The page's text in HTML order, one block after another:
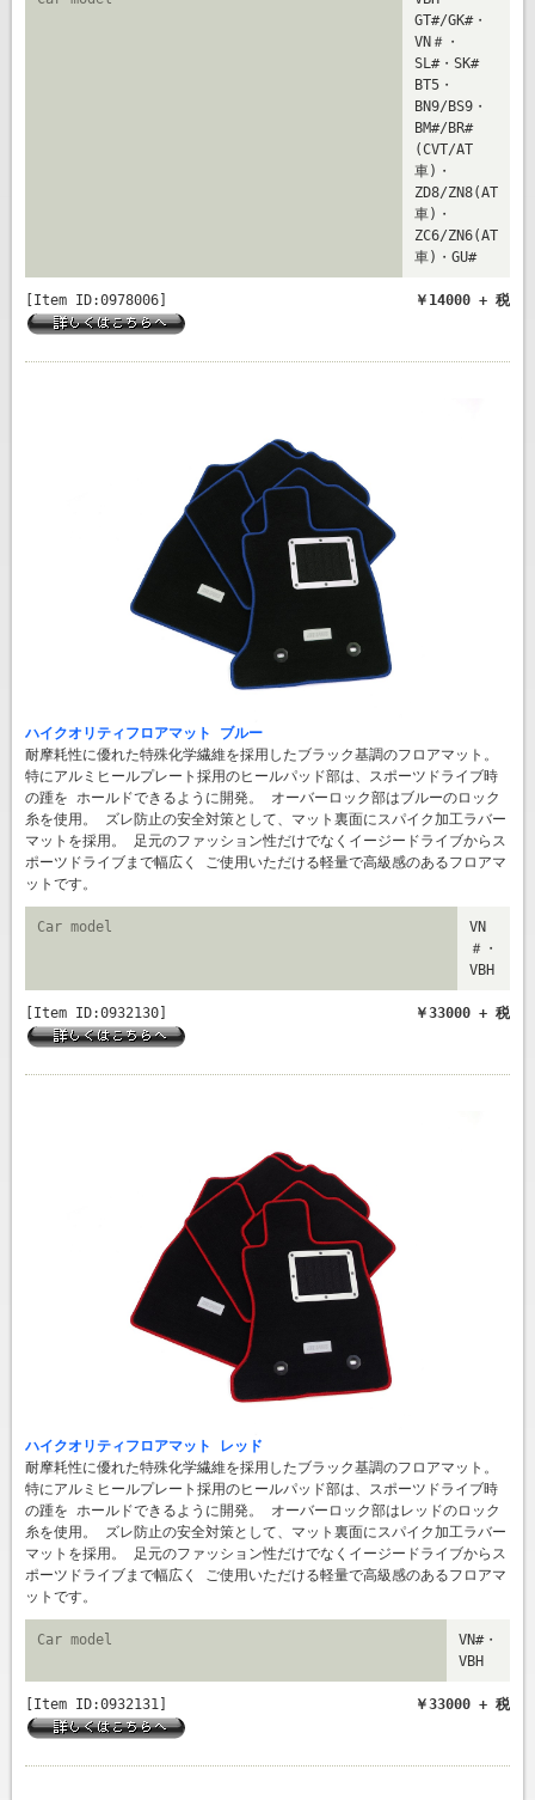
GT#/GK#・
VN＃・
SL#・SK#
BT5・
BN9/BS9・
BM#/BR#
(CVT/AT
車)・
ZD8/ZN8(AT
車)・
ZC6/ZN6(AT
車)・GU#
[Item ID:0978006] ￥14000 + 税
ハイクオリティフロアマット ブルー
耐摩耗性に優れた特殊化学繊維を採用したブラック基調のフロアマット。
特にアルミヒールプレート採用のヒールパッド部は、スポーツドライブ時
の踵を ホールドできるように開発。 オーバーロック部はブルーのロック
糸を使用。 ズレ防止の安全対策として、マット裏面にスパイク加工ラバー
マットを採用。 足元のファッション性だけでなくイージードライブからス
ポーツドライブまで幅広く ご使用いただける軽量で高級感のあるフロアマ
ットです。
Car model
VN
＃・
VBH
[Item ID:0932130] ￥33000 + 税
ハイクオリティフロアマット レッド
耐摩耗性に優れた特殊化学繊維を採用したブラック基調のフロアマット。
特にアルミヒールプレート採用のヒールパッド部は、スポーツドライブ時
の踵を ホールドできるように開発。 オーバーロック部はレッドのロック
糸を使用。 ズレ防止の安全対策として、マット裏面にスパイク加工ラバー
マットを採用。 足元のファッション性だけでなくイージードライブからス
ポーツドライブまで幅広く ご使用いただける軽量で高級感のあるフロアマ
ットです。
Car model
VN#・
VBH
[Item ID:0932131] ￥33000 + 税